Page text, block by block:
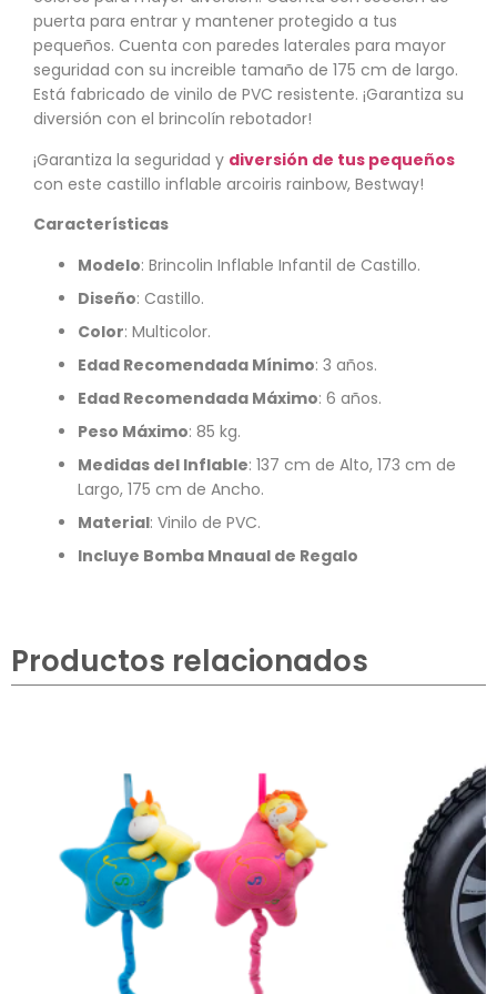
puerta para entrar y mantener protegido a tus
pequeños. Cuenta con paredes laterales para mayor
seguridad con su increible tamaño de 175 cm de largo.
Está fabricado de vinilo de PVC resistente. ¡Garantiza su
diversión con el brincolín rebotador!
¡Garantiza la seguridad y diversión de tus pequeños
con este castillo inflable arcoiris rainbow, Bestway!
Características
Modelo: Brincolin Inflable Infantil de Castillo.
Diseño: Castillo.
Color: Multicolor.
Edad Recomendada Mínimo: 3 años.
Edad Recomendada Máximo: 6 años.
Peso Máximo: 85 kg.
Medidas del Inflable: 137 cm de Alto, 173 cm de
Largo, 175 cm de Ancho.
Material: Vinilo de PVC.
Incluye Bomba Mnaual de Regalo
Productos relacionados